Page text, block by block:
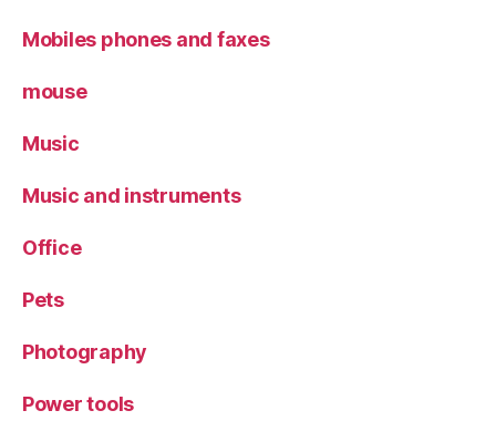
Mobiles phones and faxes
mouse
Music
Music and instruments
Office
Pets
Photography
Power tools